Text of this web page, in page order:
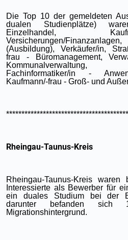
Die Top 10 der gemeldeten
dualen Studienplätze)
Einzelhandel,
Versicherungen/
(Ausbildung), Verkäufer/in,
frau - Büromanagement,
Kommunalverwaltung,
Fachinformatiker/in -
Kaufmann/-frau - Groß- und
Rheingau-Taunus-Kreis
Rheingau-Taunus-Kreis
Interessierte als Bewerber für
ein duales Studium bei der
darunter befanden sich
Migrationshintergrund.